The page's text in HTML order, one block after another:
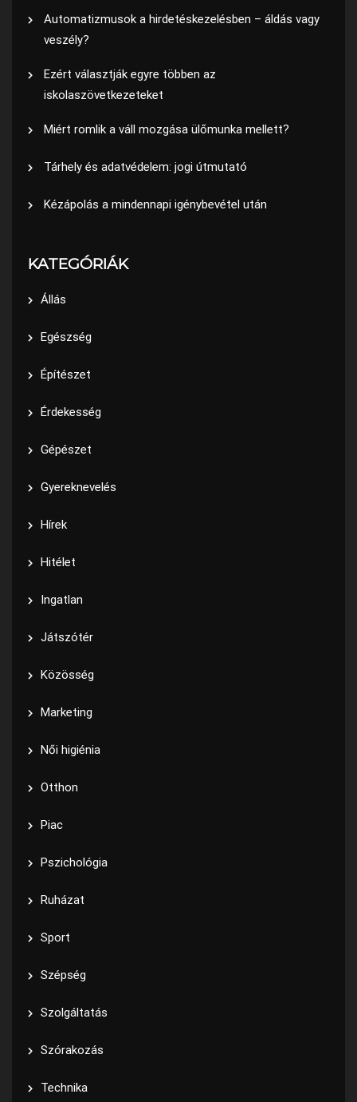
Automatizmusok a hirdetéskezelésben – áldás vagy
veszély?
Ezért választják egyre többen az
iskolaszövetkezeteket
Miért romlik a váll mozgása ülőmunka mellett?
Tárhely és adatvédelem: jogi útmutató
Kézápolás a mindennapi igénybevétel után
KATEGÓRIÁK
Állás
Egészség
Építészet
Érdekesség
Gépészet
Gyereknevelés
Hírek
Hitélet
Ingatlan
Játszótér
Közösség
Marketing
Női higiénia
Otthon
Piac
Pszichológia
Ruházat
Sport
Szépség
Szolgáltatás
Szórakozás
Technika